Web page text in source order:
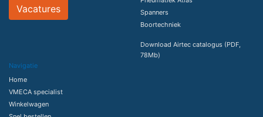
Vacatures
Spanners
Boortechniek
Download Airtec catalogus (PDF,
78Mb)
Navigatie
Home
VMECA specialist
Winkelwagen